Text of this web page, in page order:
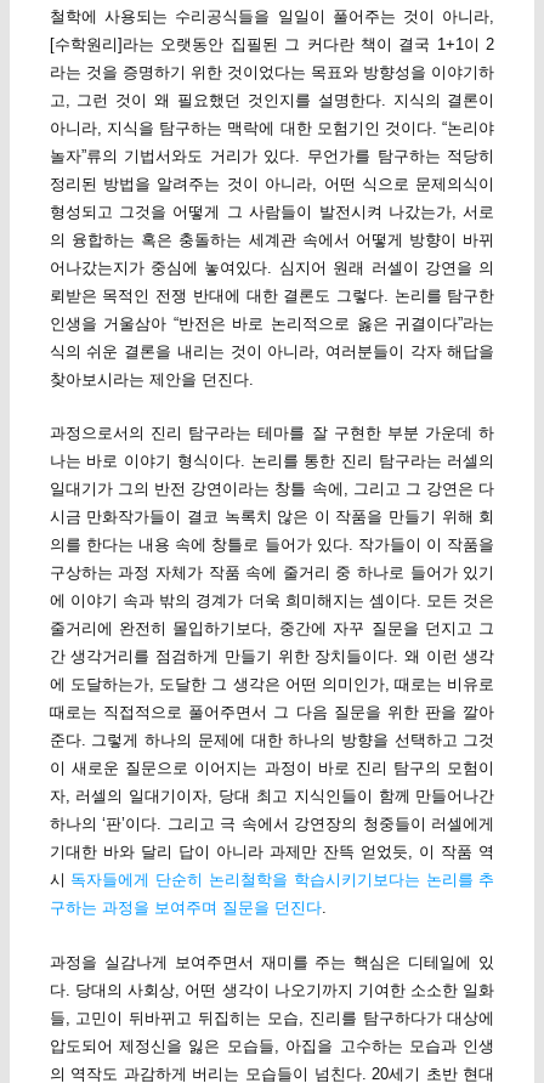
철학에 사용되는 수리공식들을 일일이 풀어주는 것이 아니라,
[수학원리]라는 오랫동안 집필된 그 커다란 책이 결국 1+1이 2
라는 것을 증명하기 위한 것이었다는 목표와 방향성을 이야기하
고, 그런 것이 왜 필요했던 것인지를 설명한다. 지식의 결론이
아니라, 지식을 탐구하는 맥락에 대한 모험기인 것이다. “논리야
놀자”류의 기법서와도 거리가 있다. 무언가를 탐구하는 적당히
정리된 방법을 알려주는 것이 아니라, 어떤 식으로 문제의식이
형성되고 그것을 어떻게 그 사람들이 발전시켜 나갔는가, 서로
의 융합하는 혹은 충돌하는 세계관 속에서 어떻게 방향이 바뀌
어나갔는지가 중심에 놓여있다. 심지어 원래 러셀이 강연을 의
뢰받은 목적인 전쟁 반대에 대한 결론도 그렇다. 논리를 탐구한
인생을 거울삼아 “반전은 바로 논리적으로 옳은 귀결이다”라는
식의 쉬운 결론을 내리는 것이 아니라, 여러분들이 각자 해답을
찾아보시라는 제안을 던진다.
과정으로서의 진리 탐구라는 테마를 잘 구현한 부분 가운데 하
나는 바로 이야기 형식이다. 논리를 통한 진리 탐구라는 러셀의
일대기가 그의 반전 강연이라는 창틀 속에, 그리고 그 강연은 다
시금 만화작가들이 결코 녹록치 않은 이 작품을 만들기 위해 회
의를 한다는 내용 속에 창틀로 들어가 있다. 작가들이 이 작품을
구상하는 과정 자체가 작품 속에 줄거리 중 하나로 들어가 있기
에 이야기 속과 밖의 경계가 더욱 희미해지는 셈이다. 모든 것은
줄거리에 완전히 몰입하기보다, 중간에 자꾸 질문을 던지고 그
간 생각거리를 점검하게 만들기 위한 장치들이다. 왜 이런 생각
에 도달하는가, 도달한 그 생각은 어떤 의미인가, 때로는 비유로
때로는 직접적으로 풀어주면서 그 다음 질문을 위한 판을 깔아
준다. 그렇게 하나의 문제에 대한 하나의 방향을 선택하고 그것
이 새로운 질문으로 이어지는 과정이 바로 진리 탐구의 모험이
자, 러셀의 일대기이자, 당대 최고 지식인들이 함께 만들어나간
하나의 ‘판’이다. 그리고 극 속에서 강연장의 청중들이 러셀에게
기대한 바와 달리 답이 아니라 과제만 잔뜩 얻었듯, 이 작품 역
시 독자들에게 단순히 논리철학을 학습시키기보다는 논리를 추
구하는 과정을 보여주며 질문을 던진다.
과정을 실감나게 보여주면서 재미를 주는 핵심은 디테일에 있
다. 당대의 사회상, 어떤 생각이 나오기까지 기여한 소소한 일화
들, 고민이 뒤바뀌고 뒤집히는 모습, 진리를 탐구하다가 대상에
압도되어 제정신을 잃은 모습들, 아집을 고수하는 모습과 인생
의 역작도 과감하게 버리는 모습들이 넘친다. 20세기 초반 현대